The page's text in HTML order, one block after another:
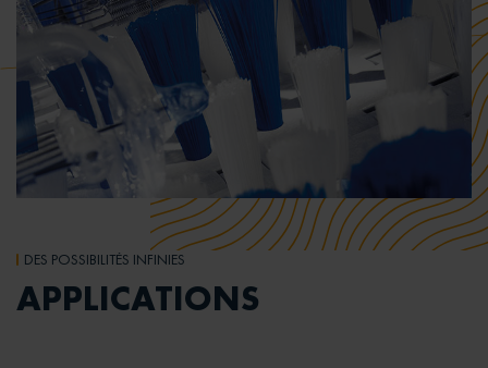
DES POSSIBILITÉS INFINIES
APPLICATIONS